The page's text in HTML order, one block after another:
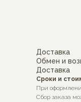
Доставка
Обмен и
Доставка
Сроки и
При
Сбор заказа